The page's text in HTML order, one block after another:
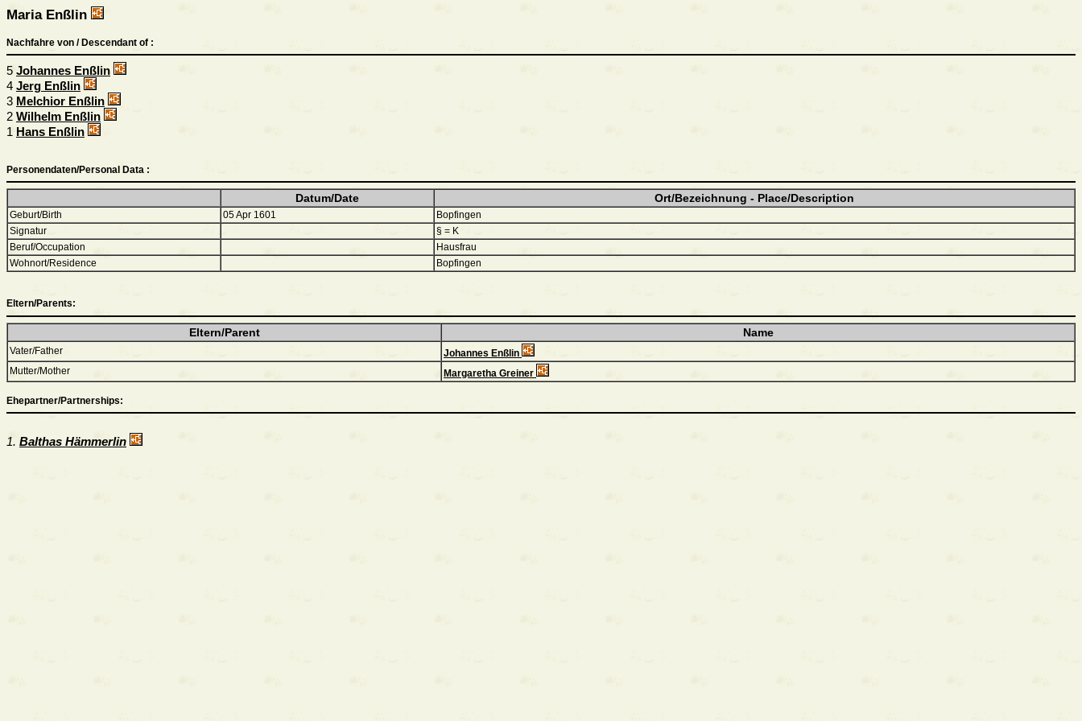
Maria Enßlin
Nachfahre von / Descendant of :
5 Johannes Enßlin
4 Jerg Enßlin
3 Melchior Enßlin
2 Wilhelm Enßlin
1 Hans Enßlin
Personendaten/Personal Data :
Datum/Date Ort/Bezeichnung - Place/Description
Geburt/Birth 05 Apr 1601
Bopfingen
Signatur
§ = K
Beruf/Occupation
Hausfrau
Wohnort/Residence
Bopfingen
Eltern/Parents:
Eltern/Parent Name
Vater/Father
Johannes Enßlin
Mutter/Mother
Margaretha Greiner
Ehepartner/Partnerships:
1. Balthas Hämmerlin